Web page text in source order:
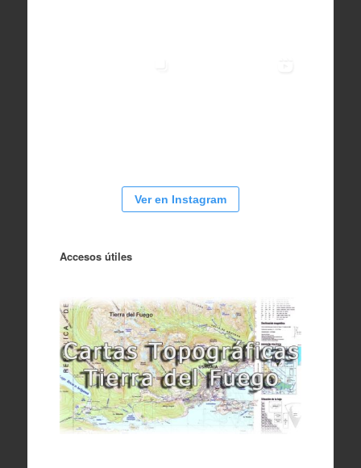
Ver en Instagram
Accesos útiles